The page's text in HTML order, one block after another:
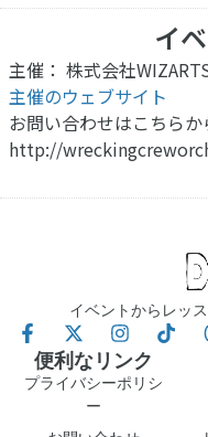
イ
主催： 株式会社
主催のウェブサイト
お問い合わせはこちらか
http://
イベントからレッ
便利なリンク
プライバシーポリシ
ー